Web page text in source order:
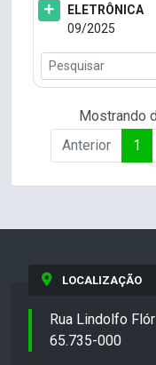
ELETRÔNICA
09/2025
Mostrando
Anterior
1
LOCALIZAÇÃO
Rua Lindolfo
65.735-000